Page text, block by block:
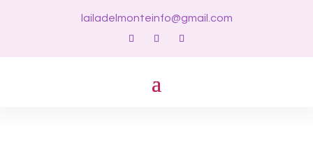
lailadelmonteinfo@gmail.com